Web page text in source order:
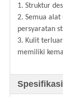
1. Struktur
2. Semua
persyaratan
3. Kulit
memiliki
Spesifikasi